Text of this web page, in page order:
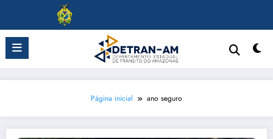
Pular
para
Página inicial ano seguro